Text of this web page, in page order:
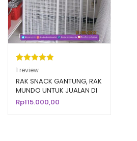
Peringkat
5.00 dari 5
berdasarka
n
1
penilaian
1 review
RAK SNACK GANTUNG, RAK
MUNDO UNTUK JUALAN DI
TOKO
Rp115.000,00